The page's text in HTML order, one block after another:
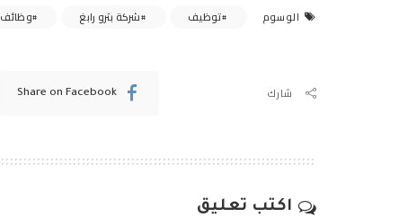
الوسوم توظيف شركة بترو رابغ وظائف
شارك Share on Facebook
اكتب تعليق